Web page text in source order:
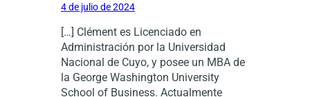
4 de julio de 2024
[…] Clément es Licenciado en
Administración por la Universidad
Nacional de Cuyo, y posee un MBA de
la George Washington University
School of Business. Actualmente